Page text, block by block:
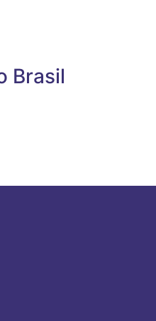
Brasil